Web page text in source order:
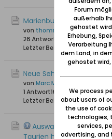
Marienburg/Schloss
von thommy
26 Antworten
25.370 Hits0
Letzter Beitrag
08.08.2019,
Neue Sehenswürdigkeit in
von Marc Malbork
1 Antwort16.370 Hits0 Likes
Letzter Beitrag26.08.2018,
Auswanderer Kutsch
Taurien heute Ukraine
Forum
außerhalb
gehostet
Erhebung,
Verarbeitung
dem Land, in
gehostet
We process
about users of
the use of
technologies,
services,
advertising, and